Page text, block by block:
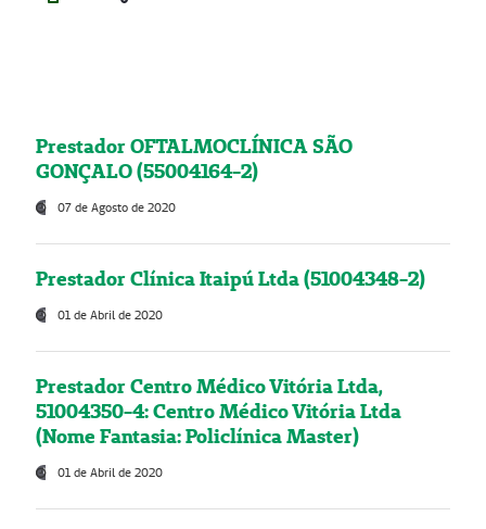
Prestador OFTALMOCLÍNICA SÃO
GONÇALO (55004164-2)
07 de Agosto de 2020
Prestador Clínica Itaipú Ltda (51004348-2)
01 de Abril de 2020
Prestador Centro Médico Vitória Ltda,
51004350-4: Centro Médico Vitória Ltda
(Nome Fantasia: Policlínica Master)
01 de Abril de 2020